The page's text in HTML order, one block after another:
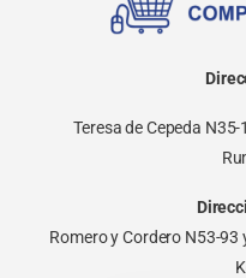
Teresa de Cepeda
Romero y Cordero N53-